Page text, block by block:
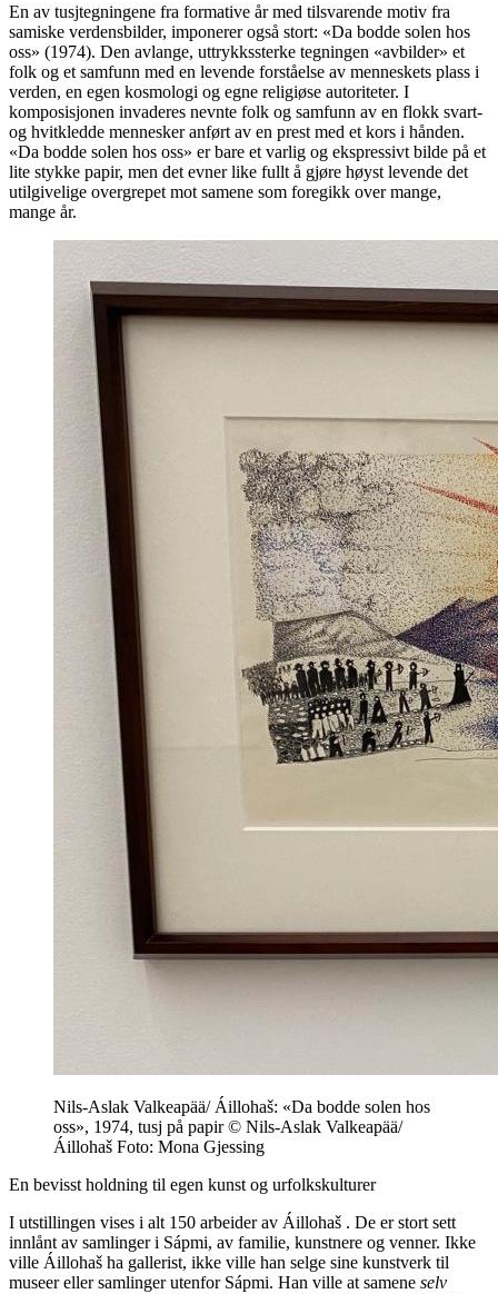
En av tusjtegningene fra formative år med tilsvarende motiv fra
samiske verdensbilder, imponerer også stort: «Da bodde solen hos
oss» (1974). Den avlange, uttrykkssterke tegningen «avbilder» et
folk og et samfunn med en levende forståelse av menneskets plass i
verden, en egen kosmologi og egne religiøse autoriteter. I
komposisjonen invaderes nevnte folk og samfunn av en flokk svart-
og hvitkledde mennesker anført av en prest med et kors i hånden.
«Da bodde solen hos oss» er bare et varlig og ekspressivt bilde på et
lite stykke papir, men det evner like fullt å gjøre høyst levende det
utilgivelige overgrepet mot samene som foregikk over mange,
mange år.
Nils-Aslak Valkeapää/ Áillohaš: «Da bodde solen hos
oss», 1974, tusj på papir © Nils-Aslak Valkeapää/
Áillohaš Foto: Mona Gjessing
En bevisst holdning til egen kunst og urfolkskulturer
I utstillingen vises i alt 150 arbeider av Áillohaš . De er stort sett
innlånt av samlinger i Sápmi, av familie, kunstnere og venner. Ikke
ville Áillohaš ha gallerist, ikke ville han selge sine kunstverk til
museer eller samlinger utenfor Sápmi. Han ville at samene selv